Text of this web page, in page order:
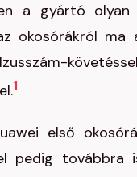
a gyártó
okosórákról
1
első
pedig